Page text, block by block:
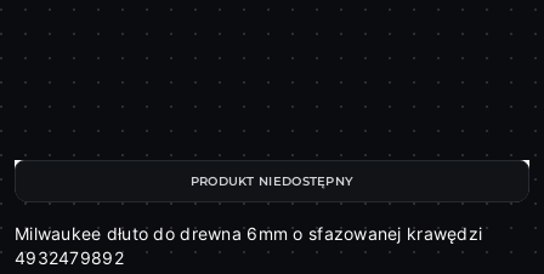
Milwaukee dłuto do drewna 6mm o sfazowanej krawędzi
4932479892
PRODUKT NIEDOSTĘPNY